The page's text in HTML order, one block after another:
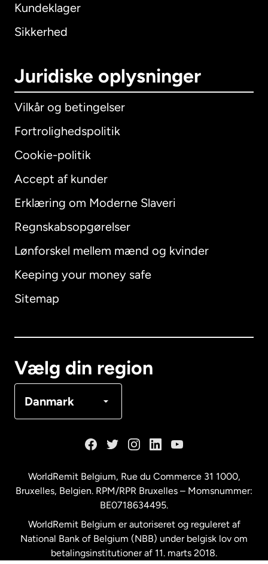
Kundeklager
Sikkerhed
Juridiske oplysninger
Vilkår og betingelser
Fortrolighedspolitik
Cookie-politik
Accept af kunder
Erklæring om Moderne Slaveri
Regnskabsopgørelser
Lønforskel mellem mænd og kvinder
Keeping your money safe
Sitemap
Vælg din region
Danmark
International English
Australien
Malaysia
New Zealand
WorldRemit Belgium, Rue du Commerce 31 1000,
Bruxelles, Belgien. RPM/RPR Bruxelles – Momsnummer:
BE0718634495.
WorldRemit Belgium er autoriseret og reguleret af
National Bank of Belgium (NBB) under belgisk lov om
betalingsinstitutioner af 11. marts 2018.